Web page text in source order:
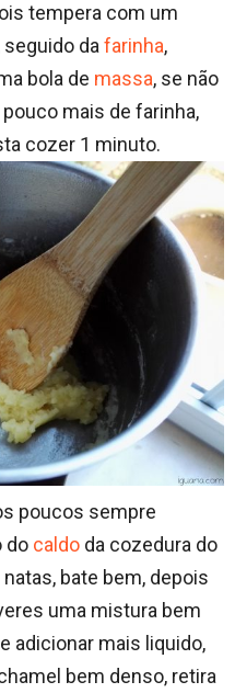
tempera com um
seguido dafarinha,
bola de massa, se não
mais de farinha,
cozer 1 minuto.
poucos sempre
do caldo da cozedura do
bate bem, depois
uma mistura bem
adicionar mais liquido,
bem denso, retira